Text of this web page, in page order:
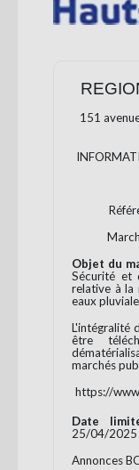
151
Objet du
Sécurité et
relative à la
eaux
L'intégralité
être
marchés
https://
Date
25/04/2025
Annonces